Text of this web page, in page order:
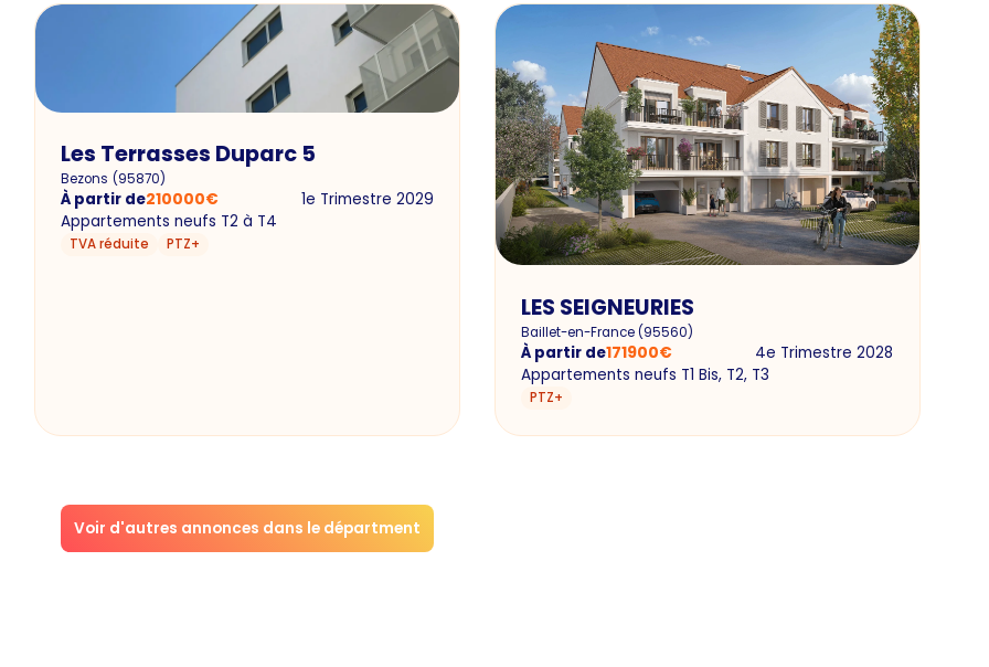
Les Terrasses Duparc 5
Bezons (95870)
À partir de210000€
1e Trimestre 2029
Appartements neufs T2 à T4
TVA réduite PTZ+
LES SEIGNEURIES
Baillet-en-France (95560)
À partir de171900€
4e Trimestre 2028
Appartements neufs T1 Bis, T2, T3
PTZ+
Voir d'autres annonces dans le départment